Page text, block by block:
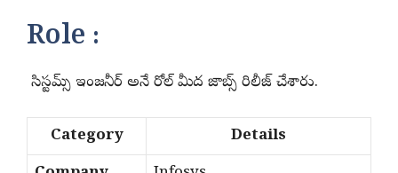
Role :
సిస్టమ్స్ ఇంజనీర్ అనే రోల్ మీద జాబ్స్ రిలీజ్ చేశారు.
Category
Details